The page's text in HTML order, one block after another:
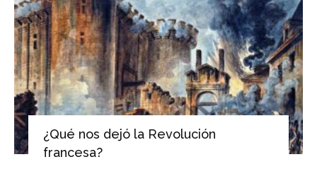
¿Qué nos dejó la Revolución
francesa?